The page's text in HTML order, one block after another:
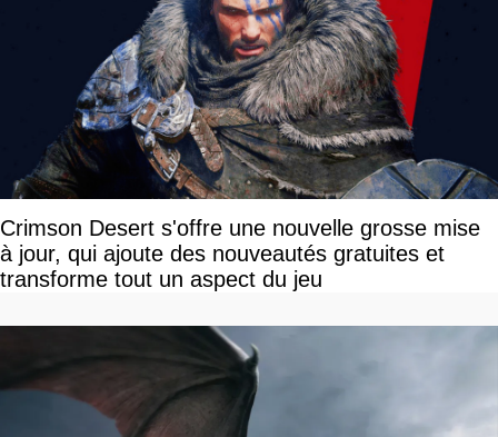
Crimson Desert s'offre une nouvelle grosse mise
à jour, qui ajoute des nouveautés gratuites et
transforme tout un aspect du jeu